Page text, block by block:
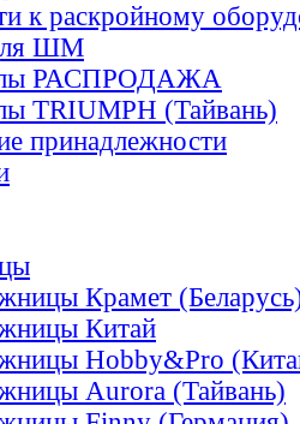
к раскройному
ШМ
РАСПРОДАЖА
TRIUMPH (Тайвань)
принадлежности
Крамет
Китай
Hobby&Pro
Aurora (Тайвань)